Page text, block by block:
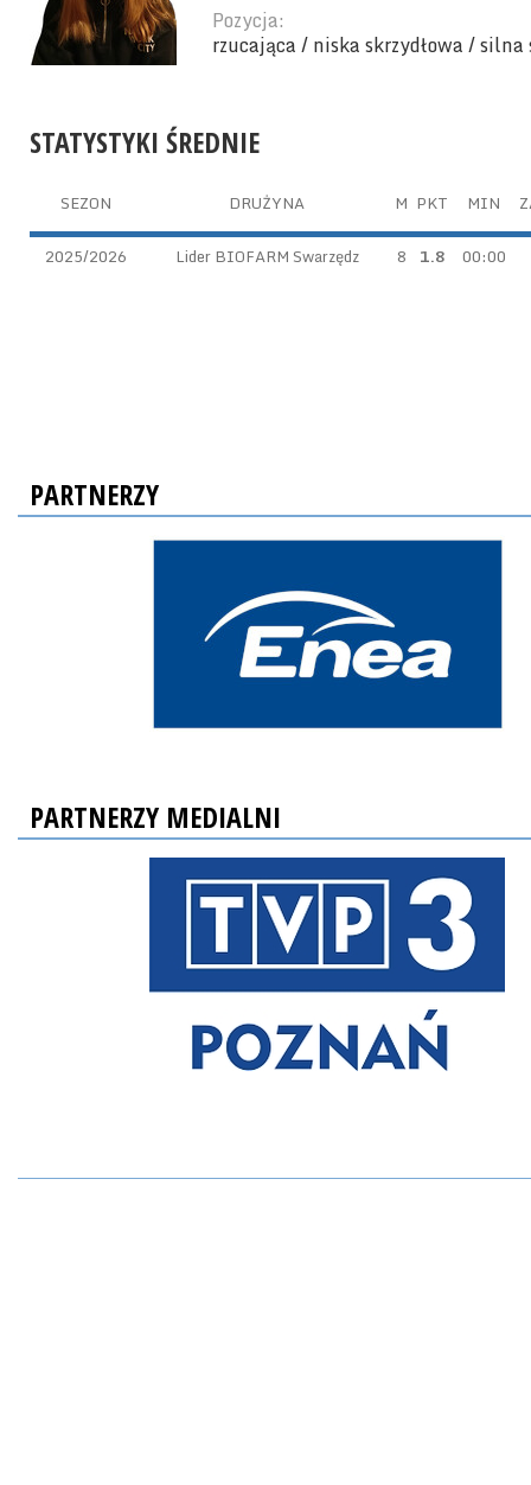
Pozycja:
rzucająca / niska skrzydłowa / silna
STATYSTYKI ŚREDNIE
SEZON DRUŻYNA M PKT MIN
2025/2026 Lider BIOFARM Swarzędz 8 1.8 00:00
PARTNERZY
PARTNERZY MEDIALNI